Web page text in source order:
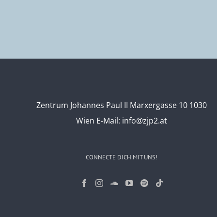
Zentrum Johannes Paul II Marxergasse 10 1030
Wien E-Mail: info@zjp2.at
CONNECTE DICH MIT UNS!